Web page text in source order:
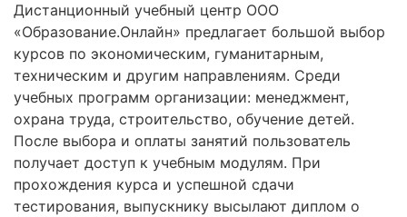
Дистанционный учебный центр ООО
«Образование.Онлайн» предлагает большой выбор
курсов по экономическим, гуманитарным,
техническим и другим направлениям. Среди
учебных программ организации: менеджмент,
охрана труда, строительство, обучение детей.
После выбора и оплаты занятий пользователь
получает доступ к учебным модулям. При
прохождения курса и успешной сдачи
тестирования, выпускнику высылают диплом о